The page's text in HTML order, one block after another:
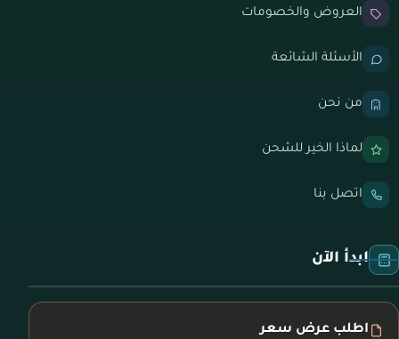
العروض والخصومات
الأسئلة الشائعة
من نحن
لماذا الخير للشحن
اتصل بنا
ابدأ الآن
اطلب عرض سعر